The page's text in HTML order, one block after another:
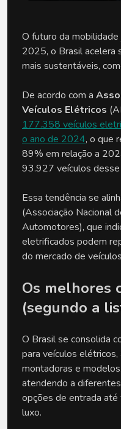
O futuro da
2025, o Brasil acelera
mais sustentáveis,
De acordo com a
Veículos Elétricos
177.358 veículos
o ano de 2024, o que
89% em relação a
93.927 veículos
Essa tendência se
(Associação Nacional
Automotores), que
eletrificados podem
do mercado de
Os melhores
(segundo a
O Brasil se consolida
para veículos
montadoras e
atendendo a
opções de entrada
luxo.